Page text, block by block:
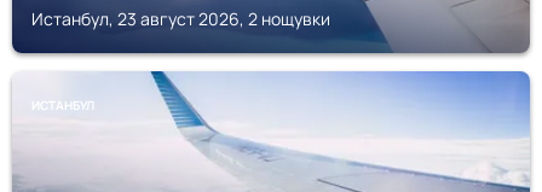
Истанбул, 23 август 2026, 2 нощувки
ИСТАНБУЛ